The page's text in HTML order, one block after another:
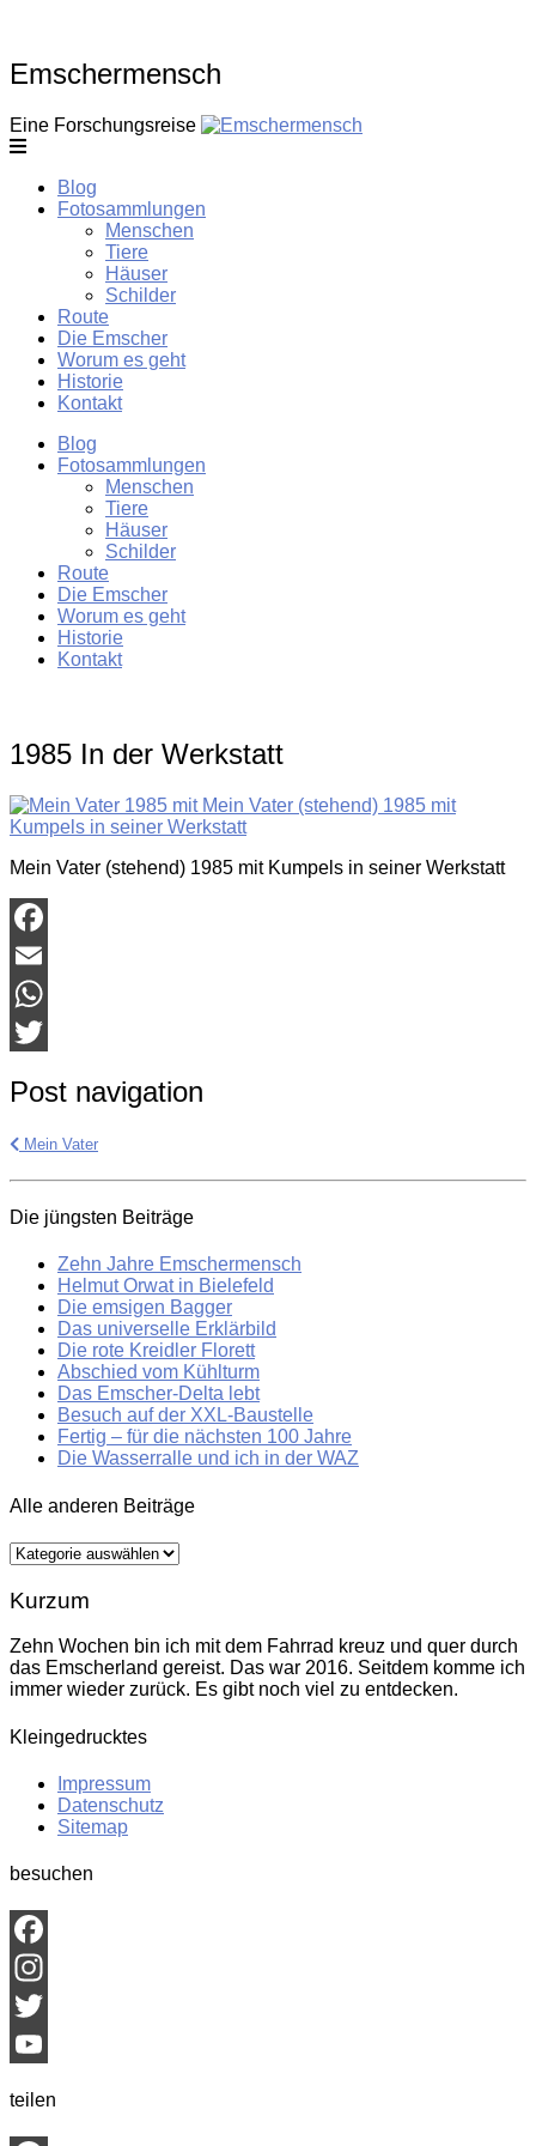
content
Emschermensch
Eine Forschungsreise
Blog
Fotosammlungen
Menschen
Tiere
Häuser
Schilder
Route
Die Emscher
Worum es geht
Historie
Kontakt
Blog
Fotosammlungen
Menschen
Tiere
Häuser
Schilder
Route
Die Emscher
Worum es geht
Historie
Kontakt
1985 In der Werkstatt
Mein Vater (stehend) 1985 mit Kumpels in seiner Werkstatt
Facebook
Email
WhatsApp
Post navigation
Mein Vater
Die jüngsten Beiträge
Zehn Jahre Emschermensch
Helmut Orwat in Bielefeld
Die emsigen Bagger
Das universelle Erklärbild
Die rote Kreidler Florett
Abschied vom Kühlturm
Das Emscher-Delta lebt
Besuch auf der XXL-Baustelle
Fertig – für die nächsten 100 Jahre
Die Wasserralle und ich in der WAZ
Alle anderen Beiträge
Alle
Beiträge
Kurzum
Zehn Wochen bin ich mit dem Fahrrad kreuz und quer durch
das Emscherland gereist. Das war 2016. Seitdem komme ich
immer wieder zurück. Es gibt noch viel zu entdecken.
Kleingedrucktes
Impressum
Datenschutz
Sitemap
besuchen
Facebook
Instagram
Twitter
teilen